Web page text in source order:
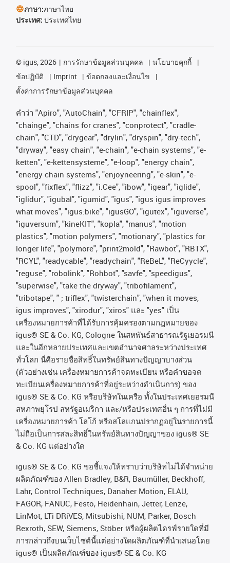
ภาษา:ภาษาไทย
ประเทศ: ประเทศไทย
© igus, 2026 การรักษาข้อมูลส่วนบุคคล
นโยบายคุกกี้
ข้อปฏิบัติ
Imprint
ข้อตกลงและเงื่อนไข
ตั้งค่าการรักษาข้อมูลส่วนบุคคล
คําว่า "Apiro", "AutoChain", "CFRIP", "chainflex",
"chainge", "chains for cranes", "conprotect", "cradle-
chain", "CTD", "drygear", "drylin", "dryspin", "dry-tech",
"dryway", "easy chain", "e-chain", "e-chain systems", "e-
ketten", "e-kettensysteme", "e-loop", "energy chain",
"energy chain systems", "enjoyneering", "e-skin", "e-
spool", "fixflex", "flizz", "i.Cee", "ibow", "igear", "iglide",
"iglidur", "igubal", "igumid", "igus", "igus igus improves
what moves", "igus:bike", "igusGO", "igutex", "iguverse",
"iguversum", "kineKIT", "kopla", "manus", "motion
plastics", "motion polymers", "motionary", "plastics for
longer life", "polymore", "print2mold", "Rawbot", "RBTX",
"RCYL", "readycable", "readychain", "ReBeL", "ReCyycle",
"reguse", "robolink", "Rohbot", "savfe", "speedigus",
"superwise", "take the dryway", "tribofilament",
"tribotape", " ; triflex", "twisterchain", "when it moves,
igus improves", "xirodur", "xiros" และ "yes" เป็น
เครื่องหมายการค้าที่ได้รับการคุ้มครองตามกฎหมายของ
igus® SE & Co. KG, Cologne ในสหพันธ์สาธารณรัฐเยอรมนี
และในอีกหลายประเทศและเขตอํานาจศาลระหว่างประเทศ
ทั่วโลก นี่คือรายชื่อสิทธิ์ในทรัพย์สินทางปัญญาบางส่วน
(ตัวอย่างเช่น เครื่องหมายการค้าจดทะเบียน หรือคำขอจด
ทะเบียนเครื่องหมายการค้าที่อยู่ระหว่างดำเนินการ) ของ
igus® SE & Co. KG หรือบริษัทในเครือ ทั้งในประเทศเยอรมนี
สหภาพยุโรป สหรัฐอเมริกา และ/หรือประเทศอื่น ๆ การที่ไม่มี
เครื่องหมายการค้า โลโก้ หรือสโลแกนปรากฏอยู่ในรายการนี้
ไม่ถือเป็นการสละสิทธิ์ในทรัพย์สินทางปัญญาของ igus® SE
& Co. KG แต่อย่างใด
igus® SE & Co. KG ขอชี้แจงให้ทราบว่าบริษัทไม่ได้จําหน่าย
ผลิตภัณฑ์ของ Allen Bradley, B&R, Baumüller, Beckhoff,
Lahr, Control Techniques, Danaher Motion, ELAU,
FAGOR, FANUC, Festo, Heidenhain, Jetter, Lenze,
LinMot, LTi DRiVES, Mitsubishi, NUM, Parker, Bosch
Rexroth, SEW, Siemens, Stöber หรือผู้ผลิตไดรฟ์รายใดที่มี
การกล่าวถึงบนเว็บไซต์นี้แต่อย่างใดผลิตภัณฑ์ที่นําเสนอโดย
igus® เป็นผลิตภัณฑ์ของ igus® SE & Co. KG